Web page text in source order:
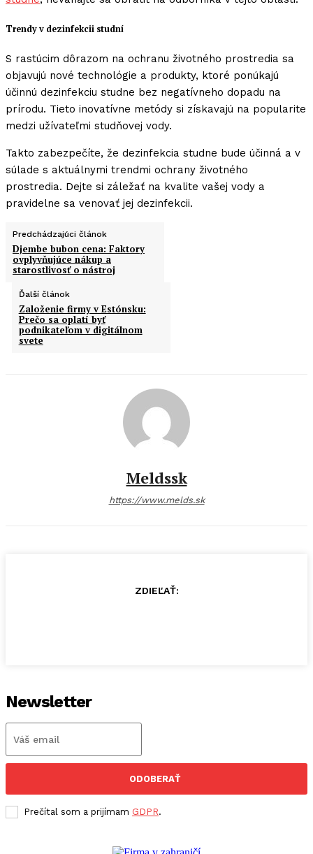
Trendy v dezinfekcii studní
S rastúcim dôrazom na ochranu životného prostredia sa
objavujú nové technológie a produkty, ktoré ponúkajú
účinnú dezinfekciu studne bez negatívneho dopadu na
prírodu. Tieto inovatívne metódy si získavajú na popularite
medzi užívateľmi studňovej vody.
Takto zabezpečíte, že dezinfekcia studne bude účinná a v
súlade s aktuálnymi trendmi ochrany životného
prostredia. Dejte si záležať na kvalite vašej vody a
pravidelne sa venovať jej dezinfekcii.
Predchádzajúci článok
Djembe bubon cena: Faktory
ovplyvňujúce nákup a
starostlivosť o nástroj
Ďalší článok
Založenie firmy v Estónsku:
Prečo sa oplatí byť
podnikateľom v digitálnom
svete
Meldssk
https://www.melds.sk
ZDIEĽAŤ:
Newsletter
ODOBERAŤ
Prečítal som a prijímam GDPR.